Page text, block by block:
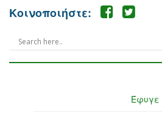
Κοινοποιήστε:
Έφυγε